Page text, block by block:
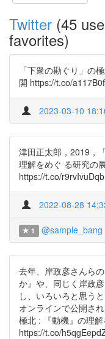
Twitter (45
favorites)
「下衆の勘ぐり」の
開 https://t.co/
2023-03-10
津田正太郎，2019，
理解をめぐ る研究の
https://t.co/
2022-08-28
1 @sample_bang
去年、岸政彦さんら
か』や、同じく岸政
し、いろいろと思う
オンラインで公開さ
極北 : 『動機』の理解
https://t.co/